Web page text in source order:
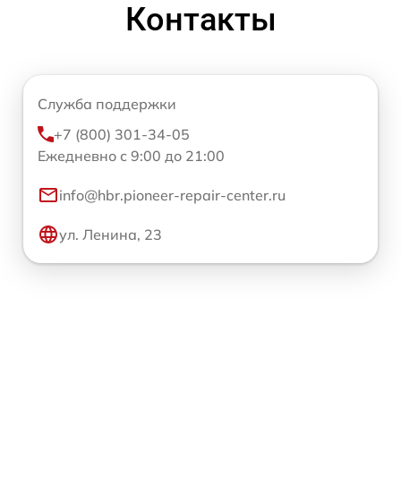
Контакты
Служба поддержки
+7 (800) 301-34-05
Ежедневно с 9:00 до 21:00
info@hbr.pioneer-repair-center.ru
ул. Ленина, 23